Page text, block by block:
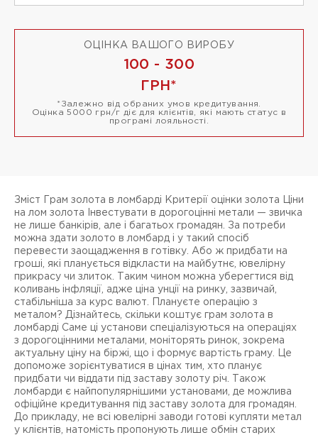
ОЦІНКА ВАШОГО ВИРОБУ
100 - 300
ГРН *
* Залежно від обраних умов кредитування.
Оцінка 5000 грн/г діє для клієнтів, які мають статус в
програмі лояльності.
Зміст Грам золота в ломбарді Критерії оцінки золота Ціни
на лом золота Інвестувати в дорогоцінні метали — звичка
не лише банкірів, але і багатьох громадян. За потреби
можна здати золото в ломбард і у такий спосіб
перевести заощадження в готівку. Або ж придбати на
гроші, які планується відкласти на майбутнє, ювелірну
прикрасу чи злиток. Таким чином можна уберегтися від
коливань інфляції, адже ціна унції на ринку, зазвичай,
стабільніша за курс валют. Плануєте операцію з
металом? Дізнайтесь, скільки коштує грам золота в
ломбарді Саме ці установи спеціалізуються на операціях
з дорогоцінними металами, моніторять ринок, зокрема
актуальну ціну на біржі, що і формує вартість граму. Це
допоможе зорієнтуватися в цінах тим, хто планує
придбати чи віддати під заставу золоту річ. Також
ломбарди є найпопулярнішими установами, де можлива
офіційне кредитування під заставу золота для громадян.
До прикладу, не всі ювелірні заводи готові купляти метал
у клієнтів, натомість пропонують лише обмін старих